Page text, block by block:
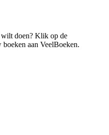
wilt doen? Klik op de
aan VeelBoeken.